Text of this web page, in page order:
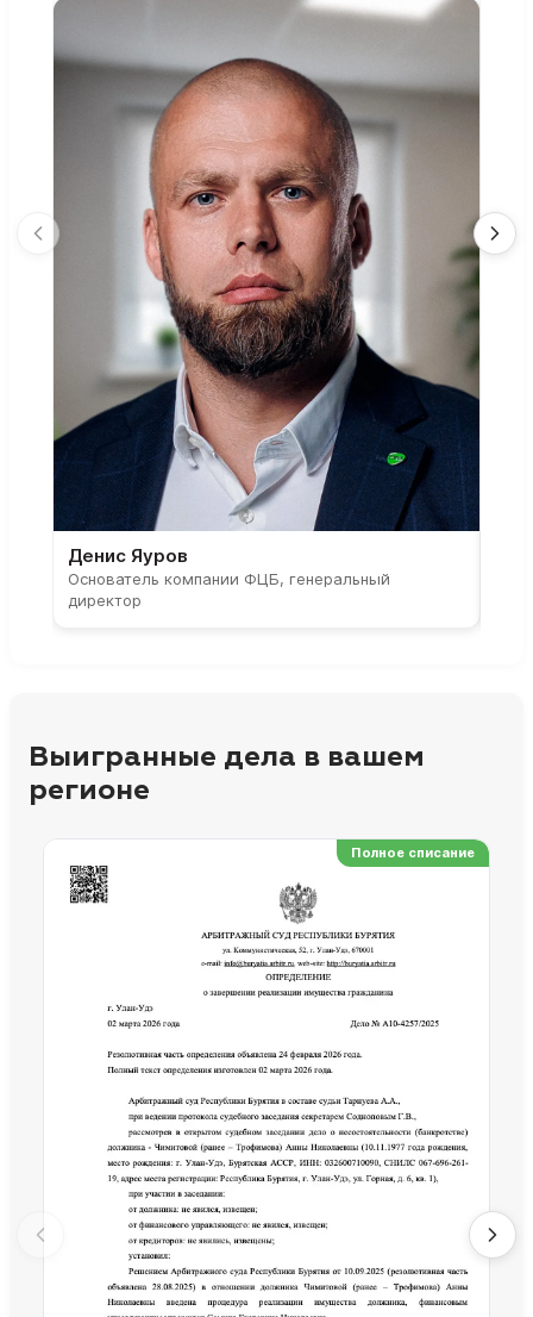
Денис Яуров
Основатель компании ФЦБ, генеральный
директор
Выигранные дела в вашем
регионе
Полное списание